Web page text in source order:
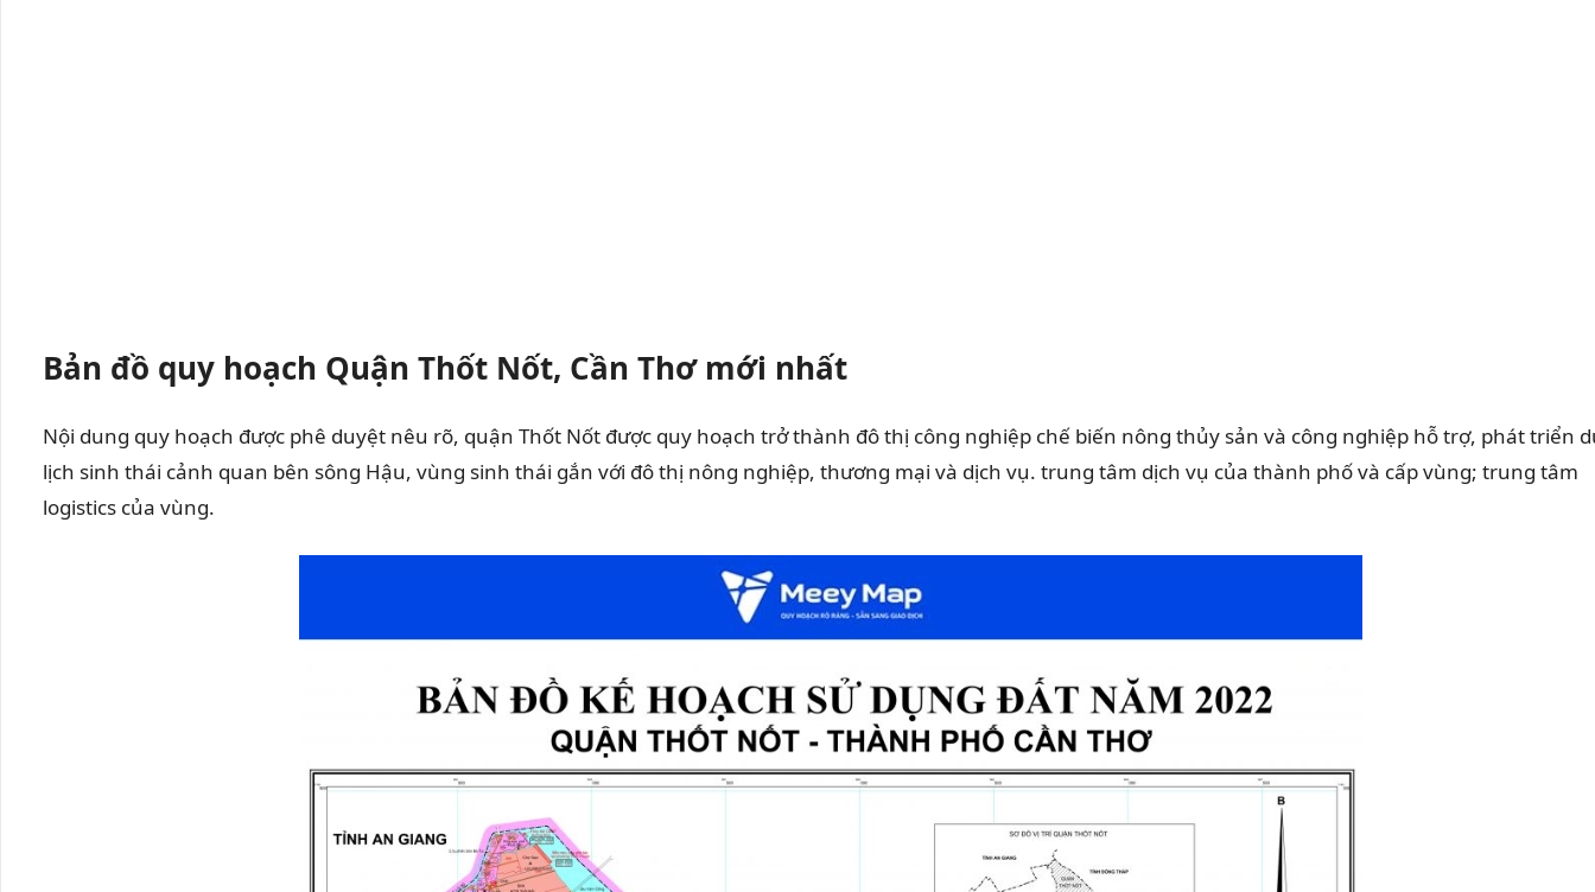
Bản đồ quy hoạch Quận Thốt Nốt, Cần Thơ mới nhất
Nội dung quy hoạch được phê duyệt nêu rõ, quận Thốt Nốt được quy hoạch trở thành đô thị công nghiệp chế biến nông thủy sản và công nghiệp hỗ trợ, phát triển
lịch sinh thái cảnh quan bên sông Hậu, vùng sinh thái gắn với đô thị nông nghiệp, thương mại và dịch vụ. trung tâm dịch vụ của thành phố và cấp vùng; trung tâm
logistics của vùng.